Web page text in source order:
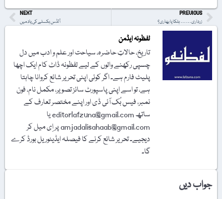
PREVIOUS
زرداری…… ہلکا یا بھاری؟
NEXT
آلڈس ہکسلے کی یاد میں
لفظونہ ایڈمن
تاریخ، حالاتِ حاضرہ، سیاحت اور علم و ادب میں دل
چسپی رکھنے والوں کے لیے لفظونہ ڈاٹ کام ایک اچھا
پلیٹ فارم ہے۔ اگر کوئی اپنی تحریر شائع کروانا چاہتا
ہے، تو اسے اپنی پاسپورٹ سائز تصویر، مکمل نام، فون
نمبر، فیس بُک آئی ڈی اور اپنے مختصر تعارف کے
ساتھ editorlafzuna@gmail.com یا
amjadalisahaab@gmail.com پر اِی میل کر
دیجیے۔ تحریر شائع کرنے کا فیصلہ ایڈیٹوریل بورڈ کرے
گا۔
جواب دیں